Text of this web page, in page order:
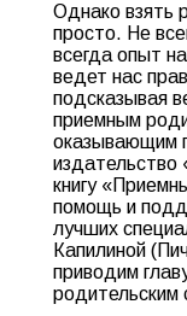
Однако взять
просто. Не
всегда опыт
ведет нас
подсказывая
приемным
оказывающим
издательство
книгу
помощь и
лучших
Капилиной
приводим
родительским